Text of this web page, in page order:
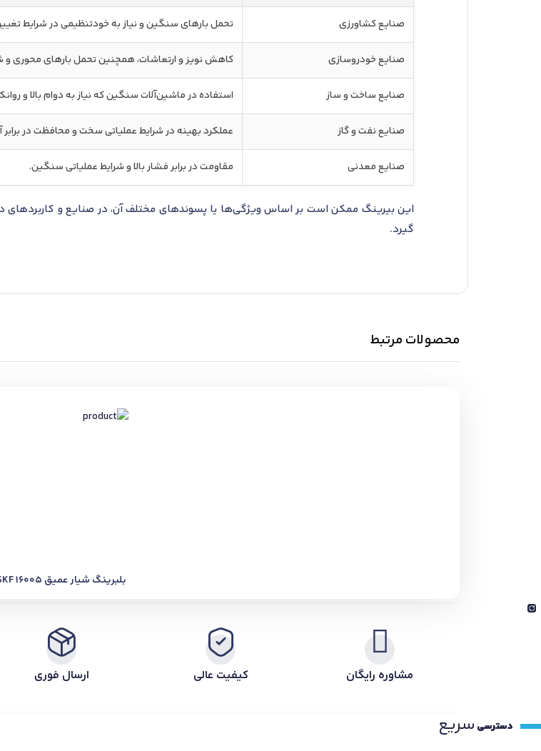
صنایع کشاورزی تحمل بارهای سنگین و نیاز به خودتنظیمی در شرایط
صنایع خودروسازی کاهش نویز و ارتعاشات، همچنین تحمل بارهای محوری
صنایع ساخت و ساز استفاده در ماشین‌آلات سنگین که نیاز به دوام بالا و
صنایع نفت و گاز عملکرد بهینه در شرایط عملیاتی سخت و محافظت در
صنایع معدنی مقاومت در برابر فشار بالا و شرایط عملیاتی سنگین.
این بیرینگ ممکن است بر اساس ویژگی‌ها یا پسوندهای مختلف آن، در صنایع و کاربردهای
گیرد.
محصولات مرتبط
بلبرینگ شیار عمیق SKF 16005
مشاوره رایگان کیفیت عالی ارسال فوری
دسترسی سریع